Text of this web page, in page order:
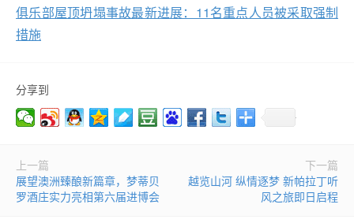
俱乐部屋顶坍塌事故最新进展：11名重点人员被采取强制
措施
分享到
上一篇
展望澳洲臻酿新篇章，梦蒂贝
罗酒庄实力亮相第六届进博会
下一篇
越览山河 纵情逐梦 新帕拉丁听
风之旅即日启程